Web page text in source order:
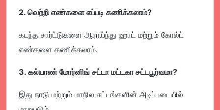
2. வெற்றி எண்களை எப்படி கணிக்கலாம்?
கடந்த சார்ட்டுகளை ஆராய்ந்து ஹாட் மற்றும் கோல்ட்
எண்களை கணிக்கலாம்.
3. கல்யாண் மோர்னிங் சட்டா மட்டகா சட்டபூர்வமா?
இது நாடு மற்றும் மாநில சட்டங்களின் அடிப்படையில்